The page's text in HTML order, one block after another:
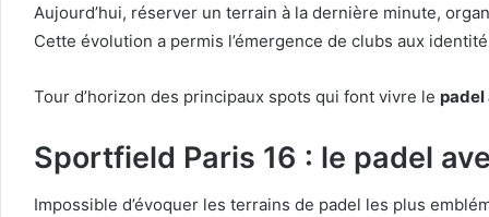
Aujourd’hui, réserver un terrain à la dernière minute,
Cette évolution a permis l’émergence de clubs aux
Tour d’horizon des principaux spots qui font vivre le padel
Sportfield Paris 16 : le padel
Impossible d’évoquer les terrains de padel les plus